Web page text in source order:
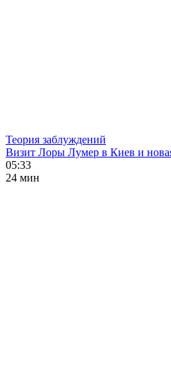
Теория заблуждений
Визит Лоры Лумер в Киев и
05:33
24 мин